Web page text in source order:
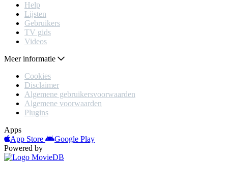
Help
Lijsten
Gebruikers
TV gids
Videos
Meer informatie
Cookies
Disclaimer
Algemene gebruikersvoorwaarden
Algemene voorwaarden
Plugins
Apps
App Store
Google Play
Powered by